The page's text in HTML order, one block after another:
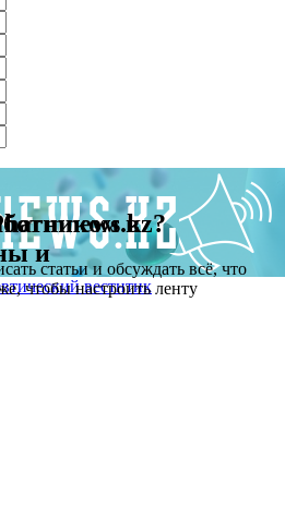
статьи и обсуждать всё, что
чтобы настроить ленту
в
и